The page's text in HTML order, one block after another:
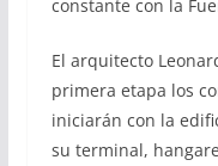
constante con la
El arquitecto
primera etapa los
iniciarán con la
su terminal,